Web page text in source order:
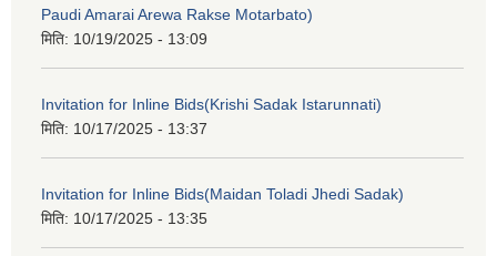
Paudi Amarai Arewa Rakse Motarbato)
मिति: 10/19/2025 - 13:09
Invitation for Inline Bids(Krishi Sadak Istarunnati)
मिति: 10/17/2025 - 13:37
Invitation for Inline Bids(Maidan Toladi Jhedi Sadak)
मिति: 10/17/2025 - 13:35